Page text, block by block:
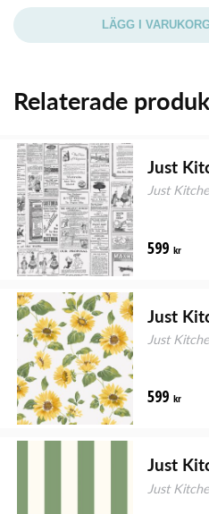
LÄGG I
Relaterade
Just
Just
599 kr
Just
Just
599 kr
Just
Just